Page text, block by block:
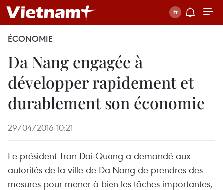
ÉCONOMIE
Da Nang engagée à
développer rapidement et
durablement son économie
29/04/2016 10:21
Le président Tran Dai Quang a demandé aux
autorités de la ville de Da Nang de prendres des
mesures pour mener à bien les tâches importantes,